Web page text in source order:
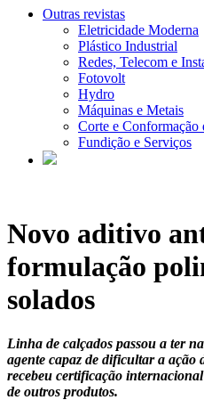
Outras revistas
Eletricidade Moderna
Plástico Industrial
Redes, Telecom e
Fotovolt
Hydro
Máquinas e Metais
Corte e Conformação
Fundição e Serviços
Novo aditivo
formulação
solados
Linha de calçados passou a ter
agente capaz de dificultar a ação
recebeu certificação
de outros produtos.